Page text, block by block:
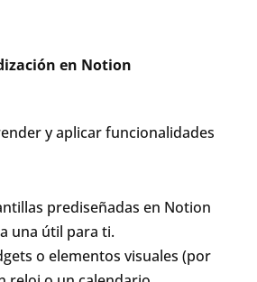
en Notion
y aplicar funcionalidades
prediseñadas en Notion
una útil para ti.
o elementos visuales (por